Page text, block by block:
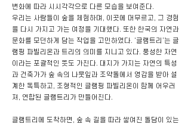
변화에 따라 시시각각으로 다른 모습을 보여준다.
우리는 사람들이 숲을 체험하며, 이곳에 머무르고, 그 경험
을 다시 가지고 가는 여정을 기대했다. 또한 한국의 자연과
문화를 모던하게 담는 작업을 고민하였다. ‘글램트리’는 글
램핑 파빌리온과 트리의 의미를 지니고 있다. 풍성한 자연
이라는 포괄적인 뜻도 가진다. 대지가 가지는 자연의 특성
과 건축가가 숲 속의 나뭇잎과 조약돌에서 영감을 받아 설
계한 독특하고, 조형적인 글램핑 파빌리온이 함께 어우러
져, 연합된 글램트리가 만들어진다.
글램트리에 도착하면, 숲 속 길을 따라 쌓여진 돌담이 있는